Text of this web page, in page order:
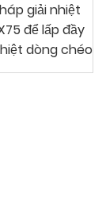
giải nhiệt
để lấp đầy
dòng chéo